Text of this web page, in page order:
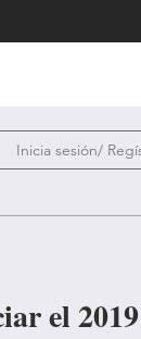
Inicia sesión/
el 2019